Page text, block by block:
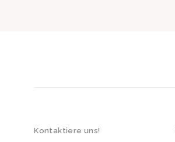
Kontaktiere uns!